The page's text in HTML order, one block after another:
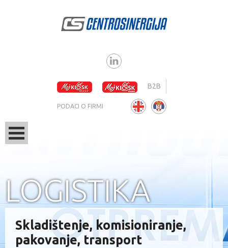
B2B
PODACI O FIRMI
LOGISTIKA
Skladištenje, komisioniranje,
pakovanje, transport